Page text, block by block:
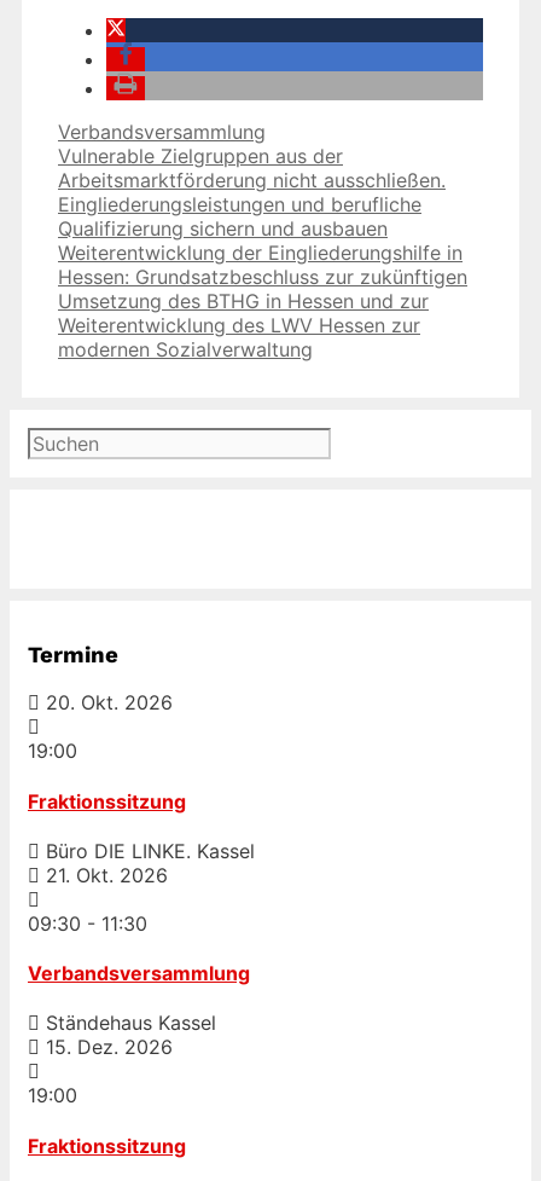
Kategorien
Verbandsversammlung
Vulnerable Zielgruppen aus der
Arbeitsmarktförderung nicht ausschließen.
Eingliederungsleistungen und berufliche
Qualifizierung sichern und ausbauen
Weiterentwicklung der Eingliederungshilfe in
Hessen: Grundsatzbeschluss zur zukünftigen
Umsetzung des BTHG in Hessen und zur
Weiterentwicklung des LWV Hessen zur
modernen Sozialverwaltung
Suchen
Termine
20. Okt. 2026
19:00
Fraktionssitzung
Büro DIE LINKE. Kassel
21. Okt. 2026
09:30 - 11:30
Verbandsversammlung
Ständehaus Kassel
15. Dez. 2026
19:00
Fraktionssitzung